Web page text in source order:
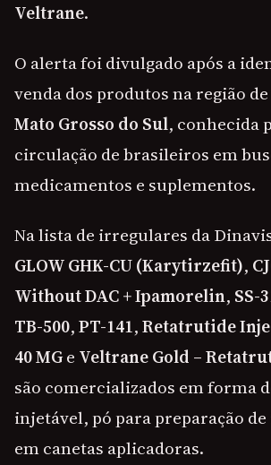
Veltrane.
O alerta foi divulgado após a
venda dos produtos na região
Mato Grosso do Sul, conhecida
circulação de brasileiros em
medicamentos e suplementos.
Na lista de irregulares da
GLOW GHK-CU (Karytirzefit),
Without DAC + Ipamorelin, SS-
TB-500,PT-141,Retatrutide
40 MGe Veltrane Gold –
são comercializados em forma
injetável, pó para preparação de
em canetas aplicadoras.